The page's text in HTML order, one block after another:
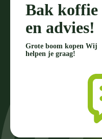
Bak koffie
en advies!
Grote boom kopen Wij
helpen je graag!